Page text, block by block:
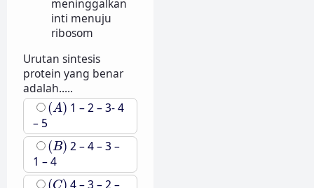
meninggalkan
inti menuju
ribosom
Urutan sintesis
protein yang benar
adalah.....
(A)
(A) 1 – 2 – 3- 4
– 5
(B)
(B) 2 – 4 – 3 –
1 – 4
(C)
(C) 4 – 3 – 2 –